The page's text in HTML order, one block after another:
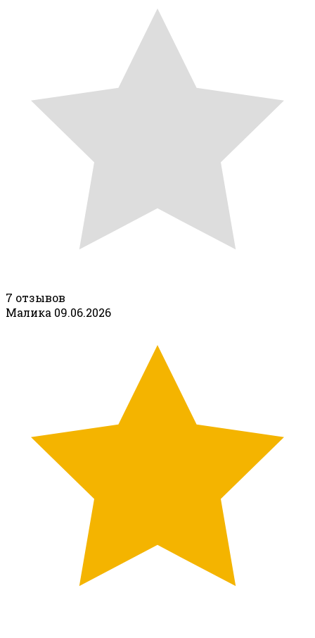
7 отзывов
Малика 09.06.2026